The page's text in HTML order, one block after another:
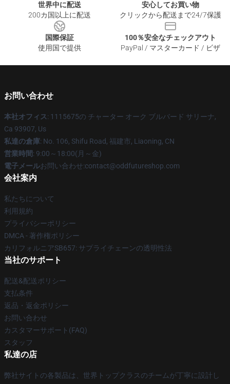
世界中に配送
200カ国以上に配送
安心してお買い物
クリックから配送まで24/7保護
国際保証
使用国で提供
100％安全なチェックアウト
PayPal / マスターカード / ビザ
お問い合わせ
本社オフィス: 1115675の チャーター オーク ブルバード サリーナ,
Ca 93907, Us
私達の倉庫: No. 106, Shifu Road, 福建市, Liaoning, CN
営業時間: 9:00～18:00(月～金)
電子メールお問い合わせ:contact@oddfutureshop.com
会社案内
私たちについて
利用規約
プライバシーポリシー
DMCA - 著作権ポリシー
カリフォルニアSB657: サプライチェーンの透明性法
当社のサポート
配送&配送ポリシー
支払条件
返品・返金ポリシー
お問い合わせ
カスタマーサポート(FAQ)
スタッフ
私達の店
弊社サイトの各製品は、世界トップクラスのチームが丁寧に設計し